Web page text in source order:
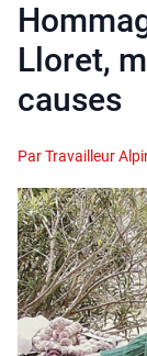
Lloret,
causes
Par Travailleur